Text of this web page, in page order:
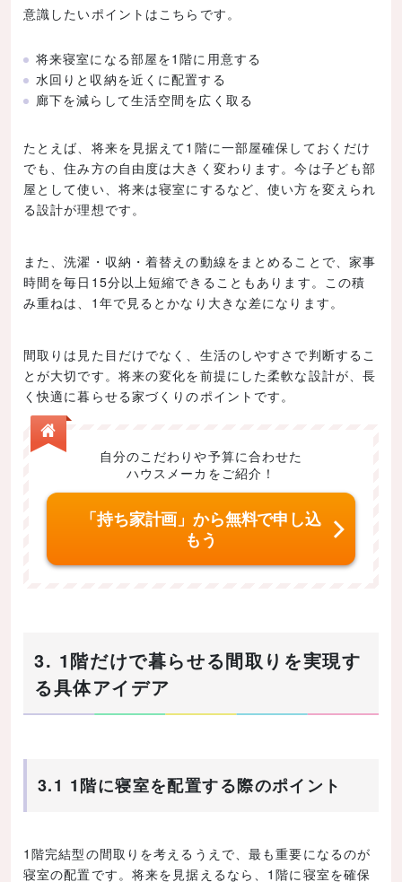
意識したいポイントはこちらです。
将来寝室になる部屋を1階に用意する
水回りと収納を近くに配置する
廊下を減らして生活空間を広く取る
たとえば、将来を見据えて1階に一部屋確保しておくだけ
でも、住み方の自由度は大きく変わります。今は子ども部
屋として使い、将来は寝室にするなど、使い方を変えられ
る設計が理想です。
また、洗濯・収納・着替えの動線をまとめることで、家事
時間を毎日15分以上短縮できることもあります。この積
み重ねは、1年で見るとかなり大きな差になります。
間取りは見た目だけでなく、生活のしやすさで判断するこ
とが大切です。将来の変化を前提にした柔軟な設計が、長
く快適に暮らせる家づくりのポイントです。
自分のこだわりや予算に合わせた
ハウスメーカをご紹介！
「持ち家計画」から無料で申し込
もう
3. 1階だけで暮らせる間取りを実現す
る具体アイデア
3.1 1階に寝室を配置する際のポイント
1階完結型の間取りを考えるうえで、最も重要になるのが
寝室の配置です。将来を見据えるなら、1階に寝室を確保